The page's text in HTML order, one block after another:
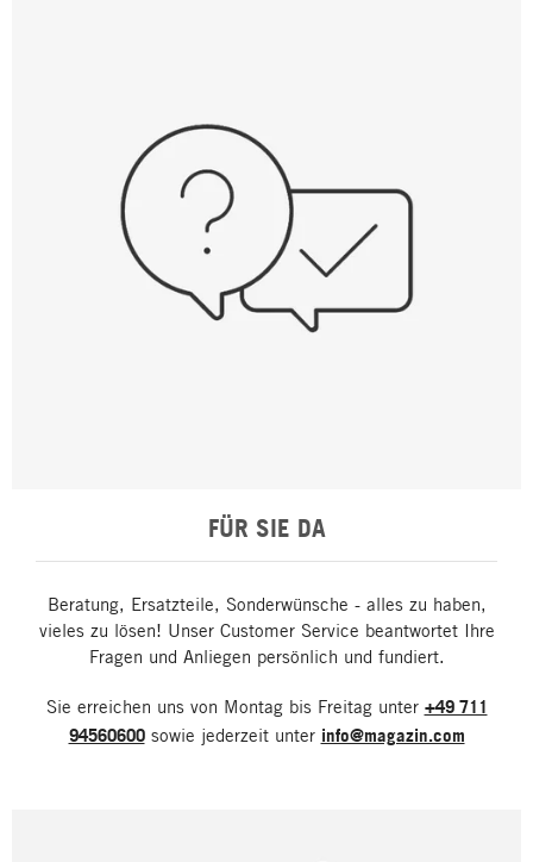
FÜR SIE DA
Beratung, Ersatzteile, Sonderwünsche - alles zu haben,
vieles zu lösen! Unser Customer Service beantwortet Ihre
Fragen und Anliegen persönlich und fundiert.
Sie erreichen uns von Montag bis Freitag unter +49 711
94560600sowie jederzeit unter info@magazin.com